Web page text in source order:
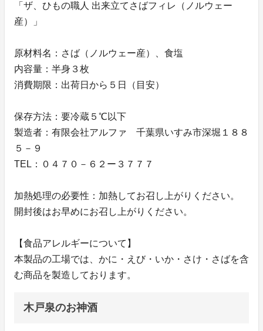
「ザ、ひもの職人 出来立てさばフィレ（ノルウェー
産）」
原材料名：さば（ノルウェー産）、食塩
内容量：半身３枚
消費期限：出荷日から５日（目安）
保存方法：要冷蔵５℃以下
製造者：有限会社アルファ 千葉県いすみ市深堀１８８
５－９
TEL：０４７０－６２ー３７７７
加熱処理の必要性：加熱してお召し上がりください。
開封後はお早めにお召し上がりください。
【食品アレルギーについて】
本製品の工場では、かに・えび・いか・さけ・さばを含
む商品を製造しております。
木戸泉のお神酒